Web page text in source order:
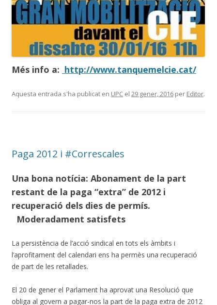
Més info a: http://www.tanquemelcie.cat/
Aquesta entrada s'ha publicat en UPC el 29 gener, 2016 per Editor.
Paga 2012 i #Correscales
Una bona notícia: Abonament de la part
restant de la paga “extra” de 2012 i
recuperació dels dies de permís.
Moderadament satisfets
La persistència de l’acció sindical en tots els àmbits i
l’aprofitament del calendari ens ha permès una recuperació
de part de les retallades.
El 20 de gener el Parlament ha aprovat una Resolució que
obliga al govern a pagar-nos la part de la paga extra de 2012